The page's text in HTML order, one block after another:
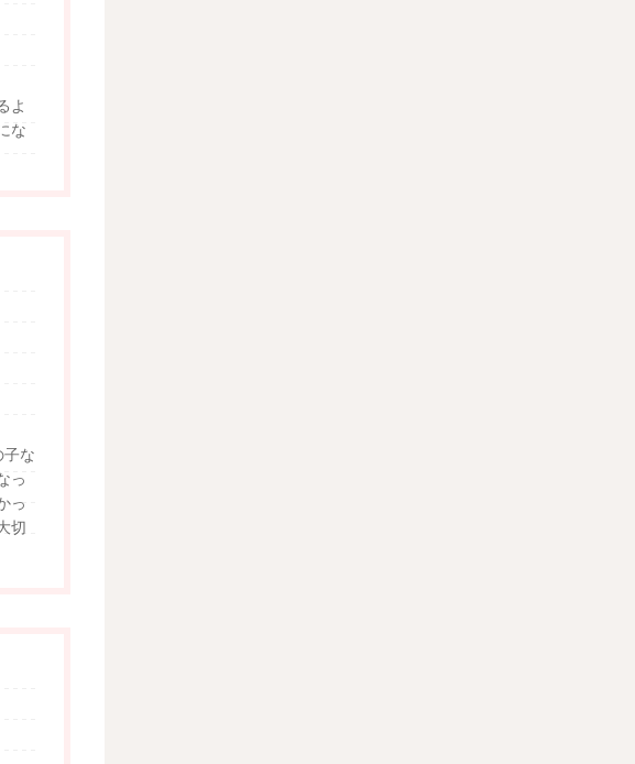
よ
な
な
っ
っ
切